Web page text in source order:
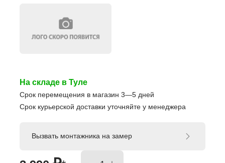
На складе в Туле
Срок перемещения в магазин 3—5 дней
Срок курьерской доставки уточняйте у менеджера
Вызвать монтажника на замер